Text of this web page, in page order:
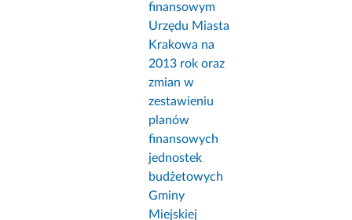
finansowym
Urzędu Miasta
Krakowa na
2013 rok oraz
zmian w
zestawieniu
planów
finansowych
jednostek
budżetowych
Gminy
Miejskiej